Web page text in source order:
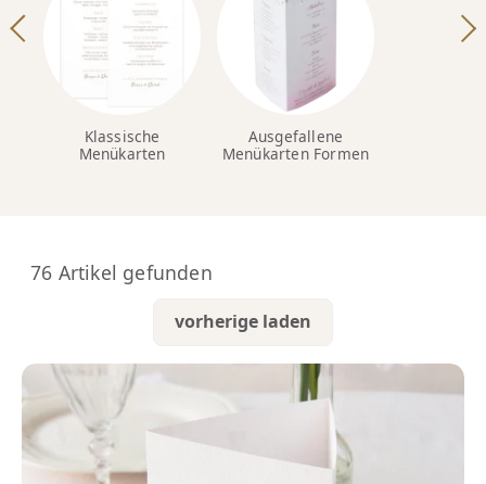
Klassische
Menükarten
Ausgefallene
Menükarten Formen
76 Artikel gefunden
vorherige laden